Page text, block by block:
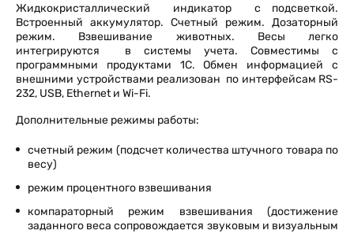
Жидкокристаллический индикатор с подсветкой.
Встроенный аккумулятор. Счетный режим. Дозаторный
режим. Взвешивание животных. Весы легко
интегрируются в системы учета. Совместимы с
программными продуктами 1С. Обмен информацией с
внешними устройствами реализован по интерфейсам RS-
232, USB, Ethernet и Wi-Fi.
Дополнительные режимы работы:
счетный режим (подсчет количества штучного товара по
весу)
режим процентного взвешивания
компараторный режим взвешивания (достижение
заданного веса сопровождается звуковым и визуальным